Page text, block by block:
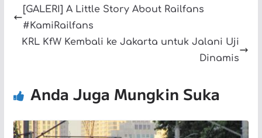
[GALERI] A Little Story About Railfans
#KamiRailfans
KRL KfW Kembali ke Jakarta untuk Jalani Uji
Dinamis
Anda Juga Mungkin Suka